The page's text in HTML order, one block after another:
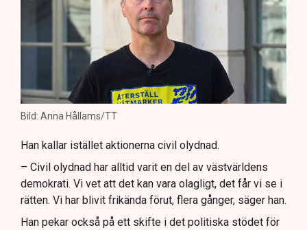
Bild: Anna Hållams/TT
Han kallar istället aktionerna civil olydnad.
– Civil olydnad har alltid varit en del av västvärldens
demokrati. Vi vet att det kan vara olagligt, det får vi se i
rätten. Vi har blivit frikända förut, flera gånger, säger han.
Han pekar också på ett skifte i det politiska stödet för